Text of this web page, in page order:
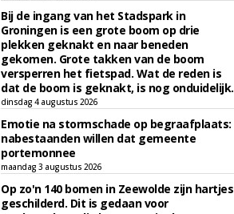
Bij de ingang van het Stadspark in
Groningen is een grote boom op drie
plekken geknakt en naar beneden
gekomen. Grote takken van de boom
versperren het fietspad. Wat de reden is
dat de boom is geknakt, is nog onduidelijk.
dinsdag 4 augustus 2026
Emotie na stormschade op begraafplaats:
nabestaanden willen dat gemeente
portemonnee
maandag 3 augustus 2026
Op zo'n 140 bomen in Zeewolde zijn hartjes
geschilderd. Dit is gedaan voor